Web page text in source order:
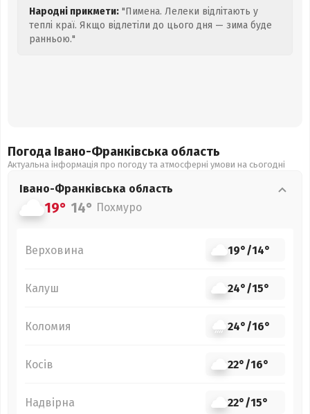
Народні прикмети: "Пимена. Лелеки відлітають у
теплі краї. Якщо відлетіли до цього дня — зима буде
ранньою."
Погода Івано-Франківська область
Актуальна інформація про погоду та атмосферні умови на сьогодні
Івано-Франківська область
19° 14° Похмуро
Верховина 19°/14°
Калуш 24°/15°
Коломия 24°/16°
Косів 22°/16°
Надвірна 22°/15°